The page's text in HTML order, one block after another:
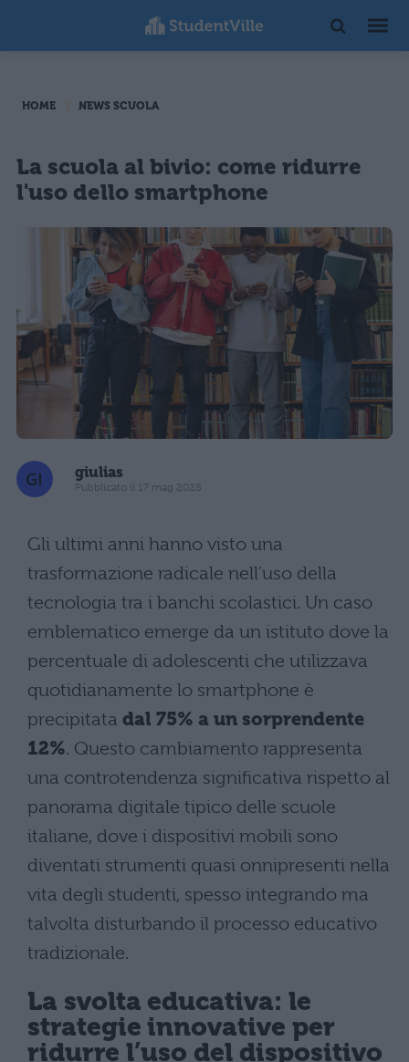
HOME NEWS SCUOLA
La scuola al bivio: come ridurre
l'uso dello smartphone
giulias
Pubblicato il 17 mag 2025
Gli ultimi anni hanno visto una
trasformazione radicale nell’uso della
tecnologia tra i banchi scolastici. Un caso
emblematico emerge da un istituto dove la
percentuale di adolescenti che utilizzava
quotidianamente lo smartphone è
precipitata dal 75% a un sorprendente
12%. Questo cambiamento rappresenta
una controtendenza significativa rispetto al
panorama digitale tipico delle scuole
italiane, dove i dispositivi mobili sono
diventati strumenti quasi onnipresenti nella
vita degli studenti, spesso integrando ma
talvolta disturbando il processo educativo
tradizionale.
La svolta educativa: le
strategie innovative per
ridurre l’uso del dispositivo